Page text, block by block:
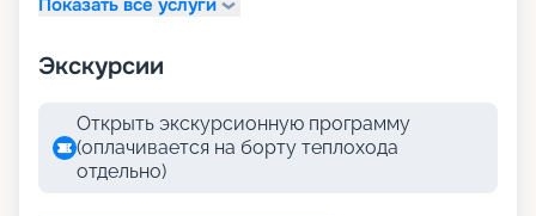
Экскурсии
Открыть экскурсионную программу
(оплачивается на борту теплохода
отдельно)